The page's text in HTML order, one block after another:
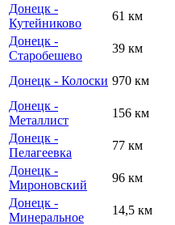
Донецк -
Кутейниково
61 км
Донецк -
Старобешево
39 км
Донецк - Колоски 970 км
Донецк -
Металлист
156 км
Донецк -
Пелагеевка
77 км
Донецк -
Мироновский
96 км
Донецк -
Минеральное
14,5 км